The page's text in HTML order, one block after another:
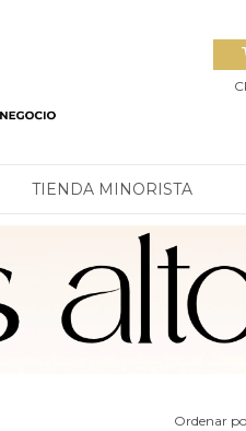
TIENDA MINORISTA
Ordenar